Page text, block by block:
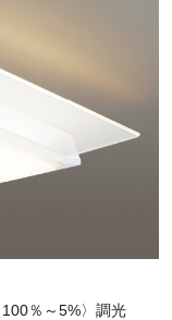
％～5%〉調光